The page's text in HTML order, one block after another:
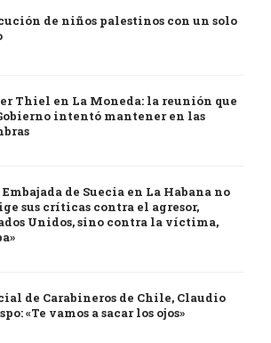
de niños palestinos con un solo
Thiel en La Moneda: la reunión que
intentó mantener en las
Embajada de Suecia en La Habana no
sus críticas contra el agresor,
Unidos, sino contra la víctima,
de Carabineros de Chile, Claudio
«Te vamos a sacar los ojos»